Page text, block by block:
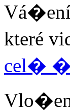
Vá�ení
které
cel�